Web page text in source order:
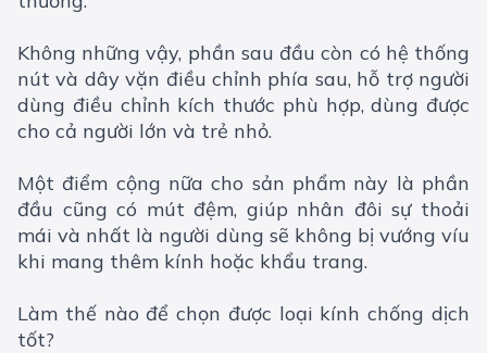
Không những vậy, phần sau đầu còn có hệ thống
nút và dây vặn điều chỉnh phía sau, hỗ trợ người
dùng điều chỉnh kích thước phù hợp, dùng được
cho cả người lớn và trẻ nhỏ.
Một điểm cộng nữa cho sản phẩm này là phần
đầu cũng có mút đệm, giúp nhân đôi sự thoải
mái và nhất là người dùng sẽ không bị vướng víu
khi mang thêm kính hoặc khẩu trang.
Làm thế nào để chọn được loại kính chống dịch
tốt?